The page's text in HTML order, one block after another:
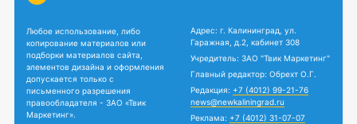
Любое использование, либо
копирование материалов или
подборки материалов сайта,
элементов дизайна и оформления
допускается только с
письменного разрешения
правообладателя - ЗАО «Твик
Маркетинг».
Адрес: г. Калининград, ул.
Гаражная, д.2, кабинет 308
Учредитель: ЗАО "Твик Маркетинг"
Главный редактор: Обрехт О.Г.
Редакция: +7 (4012) 99-21-76
news@newkaliningrad.ru
Реклама: +7 (4012) 31-07-07